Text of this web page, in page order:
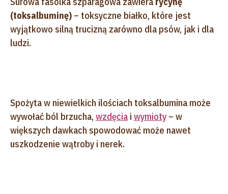
(toksalbuminę) – toksyczne białko, które jest
wyjątkowo silną trucizną zarówno dla psów, jak i dla
ludzi.
Spożyta w niewielkich ilościach toksalbumina może
wywołać ból brzucha, wzdęcia i wymioty – w
większych dawkach spowodować może nawet
uszkodzenie wątroby i nerek.